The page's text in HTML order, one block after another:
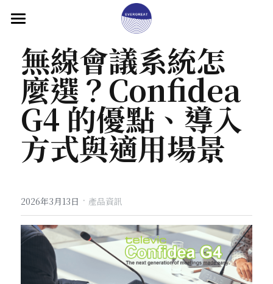
產品介紹
關於大永
解決方案
成功案例
專欄文章
繁體中文
繁體中文
無線會議系統怎
麼選？Confidea
G4 的優點、導入
方式與適用場景
2026年3月13日 · 產品資訊